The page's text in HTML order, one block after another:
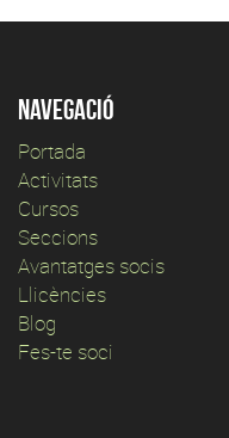
Navegació
Portada
Activitats
Cursos
Seccions
Avantatges socis
Llicències
Blog
Fes-te soci